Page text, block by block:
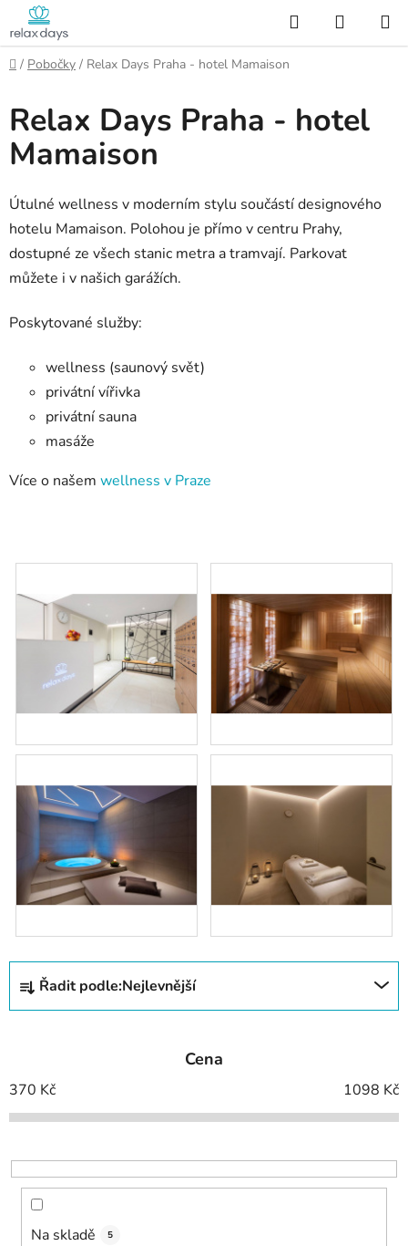
Přejít
na
obsah
Hledat
KOŠÍK
Domů
/ Pobočky / Relax Days Praha - hotel Mamaison
Relax Days Praha - hotel
Mamaison
Útulné wellness v moderním stylu součástí designového
hotelu Mamaison. Polohou je přímo v centru Prahy,
dostupné ze všech stanic metra a tramvají. Parkovat
můžete i v našich garážích.
Poskytované služby:
wellness (saunový svět)
privátní vířivka
privátní sauna
masáže
Více o našem wellness v Praze
Ř
z
í
p
o
d
Řadit podle:Nejlevnější
Cena
370 Kč 1098 Kč
Na skladě 5